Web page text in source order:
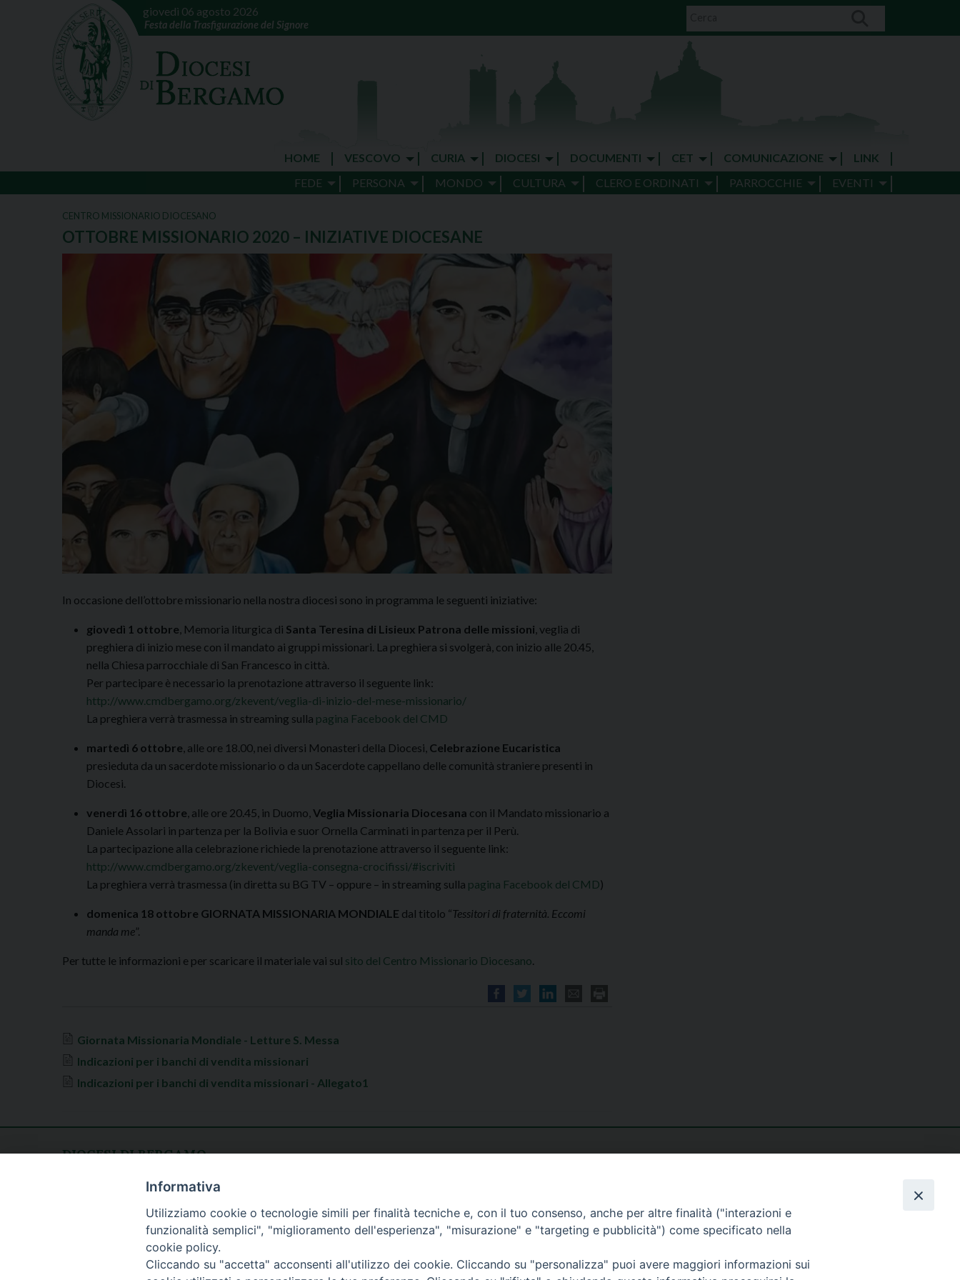
giovedì 06 agosto 2026
Festa della Trasfigurazione del Signore
HOME VESCOVO CURIA DIOCESI DOCUMENTI CET COMUNICAZIONE
LINK
FEDE
PERSONA MONDO CULTURA CLERO E ORDINATI PARROCCHIE EVENTI
CENTRO MISSIONARIO DIOCESANO
OTTOBRE MISSIONARIO 2020 – INIZIATIVE DIOCESANE
In occasione dell’ottobre missionario nella nostra diocesi sono in programma le seguenti iniziative:
giovedì 1 ottobre , Memoria liturgica di Santa Teresina di Lisieux Patrona delle missioni , veglia di
preghiera di inizio mese con il mandato ai gruppi missionari. La preghiera si svolgerà, con inizio alle 20.45,
nella Chiesa parrocchiale di San Francesco in città.
Per partecipare è necessario la prenotazione attraverso il seguente link:
http://www.cmdbergamo.org/zkevent/veglia-di-inizio-del-mese-missionario/
La preghiera verrà trasmessa in streaming sulla pagina Facebook del CMD
martedì 6 ottobre , alle ore 18.00, nei diversi Monasteri della Diocesi, Celebrazione Eucaristica
presieduta da un sacerdote missionario o da un Sacerdote cappellano delle comunità straniere presenti in
Diocesi.
venerdì 16 ottobre , alle ore 20.45, in Duomo, Veglia Missionaria Diocesana con il Mandato missionario a
Daniele Assolari in partenza per la Bolivia e suor Ornella Carminati in partenza per il Perù.
La partecipazione alla celebrazione richiede la prenotazione attraverso il seguente link:
http://www.cmdbergamo.org/zkevent/veglia-consegna-crocifissi/#iscriviti
La preghiera verrà trasmessa (in diretta su BG TV – oppure – in streaming sulla pagina Facebook del CMD)
domenica 18 ottobre GIORNATA MISSIONARIA MONDIALE dal titolo “Tessitori di fraternità. Eccomi
manda me”.
Per tutte le informazioni e per scaricare il materiale vai sul sito del Centro Missionario Diocesano.
Giornata Missionaria Mondiale - Letture S. Messa
Indicazioni per i banchi di vendita missionari
Indicazioni per i banchi di vendita missionari - Allegato1
DIOCESI DI BERGAMO
CURIA DIOCESANA
fax: 035/278.250
Apertura al pubblico
lunedì - venerdì
h. 08.30 - 12.30
Informativa
Utilizziamo cookie o tecnologie simili per finalità tecniche e, con il tuo consenso, anche per altre finalità ("interazioni e
funzionalità semplici", "miglioramento dell'esperienza", "misurazione" e "targeting e pubblicità") come specificato nella
cookie policy.
Cliccando su "accetta" acconsenti all'utilizzo dei cookie. Cliccando su "personalizza" puoi avere maggiori informazioni sui